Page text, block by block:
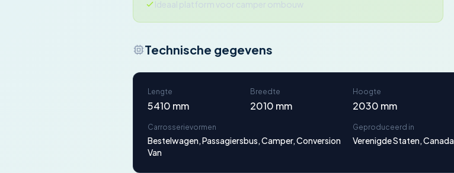
Ideaal platform voor camper ombouw
Technische gegevens
Lengte
5410 mm
Breedte
2010 mm
Hoogte
2030 mm
Carrosserievormen
Bestelwagen, Passagiersbus, Camper, Conversion
Van
Geproduceerd in
Verenigde Staten, Canada